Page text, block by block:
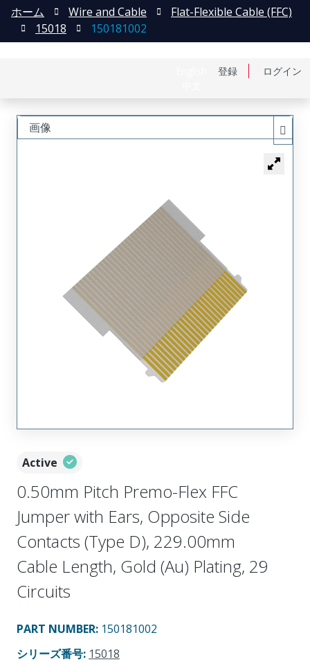
登録 ログイン
ホーム Wire and Cable
Flat-Flexible Cable (FFC)
15018
150181002
Active
0.50mm Pitch Premo-Flex FFC
Jumper with Ears, Opposite Side
Contacts (Type D), 229.00mm
Cable Length, Gold (Au) Plating, 29
Circuits
PART NUMBER: 150181002
シリーズ番号: 15018
画像